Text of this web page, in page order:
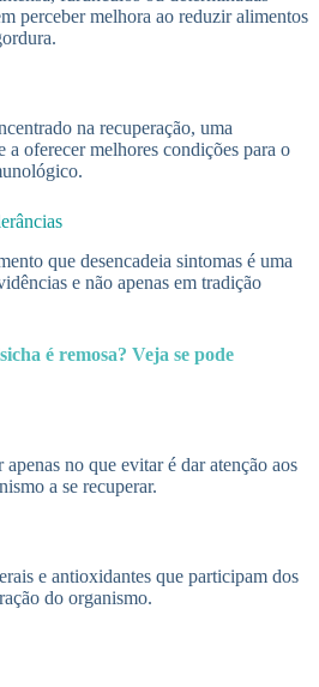
perceber melhora ao reduzir alimentos
na recuperação, uma
a oferecer melhores condições para o
que desencadeia sintomas é uma
e não apenas em tradição
é remosa? Veja se pode
no que evitar é dar atenção aos
a se recuperar.
e antioxidantes que participam dos
do organismo.